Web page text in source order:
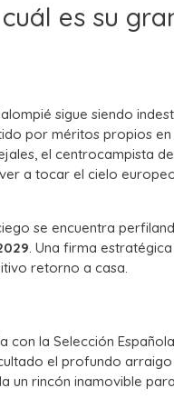
es su
sigue siendo
por méritos propios
el centrocampista
a tocar el cielo
se encuentra
. Una firma
retorno a casa.
la Selección
el profundo
un rincón inamovible